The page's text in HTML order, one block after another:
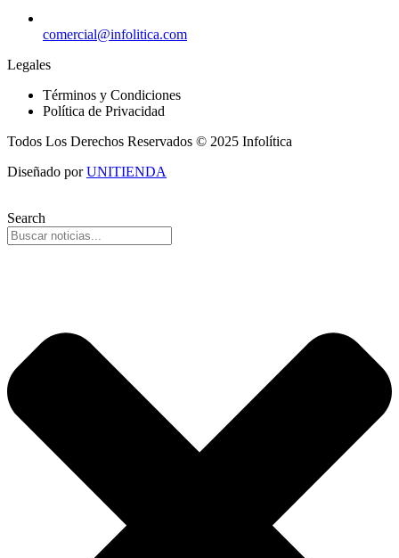
comercial@infolitica.com
Legales
Términos y Condiciones
Política de Privacidad
Todos Los Derechos Reservados © 2025 Infolítica
Diseñado porUNITIENDA
Search